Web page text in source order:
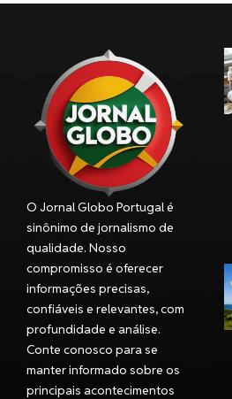
O Jornal Globo Portugal é
sinônimo de jornalismo de
qualidade. Nosso
compromisso é oferecer
informações precisas,
confiáveis e relevantes, com
profundidade e análise.
Conte conosco para se
manter informado sobre os
principais acontecimentos